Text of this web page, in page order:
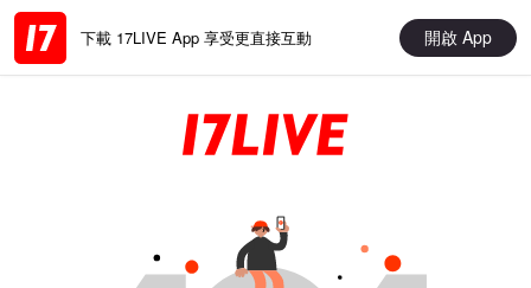
下載 17LIVE App 享受更直接互動 開啟 App